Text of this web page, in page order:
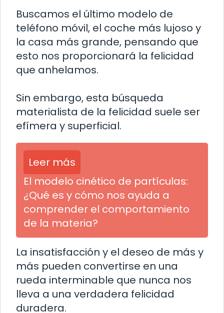
Buscamos el último modelo de
teléfono móvil, el coche más lujoso y
la casa más grande, pensando que
esto nos proporcionará la felicidad
que anhelamos.
Sin embargo, esta búsqueda
materialista de la felicidad suele ser
efímera y superficial.
Leer más
El modelo cinético de partículas:
¿Qué es y cómo nos ayuda a
comprender el comportamiento
de la materia?
La insatisfacción y el deseo de más y
más pueden convertirse en una
rueda interminable que nunca nos
lleva a una verdadera felicidad
duradera.